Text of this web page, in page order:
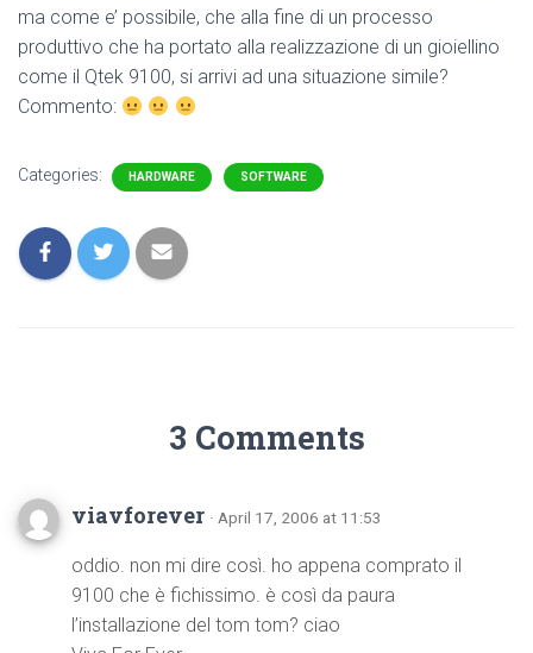
ma come e’ possibile, che alla fine di un processo
produttivo che ha portato alla realizzazione di un gioiellino
come il Qtek 9100, si arrivi ad una situazione simile?
Commento:
Categories: HARDWARE SOFTWARE
3 Comments
viavforever · April 17, 2006 at 11:53
oddio. non mi dire così. ho appena comprato il
9100 che è fichissimo. è così da paura
l’installazione del tom tom? ciao